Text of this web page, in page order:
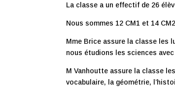
La classe a un effectif de 26
Nous sommes 12 CM1 et 14
Mme Brice assure la classe les
nous étudions les sciences avec
M Vanhoutte assure la classe
vocabulaire, la géométrie,